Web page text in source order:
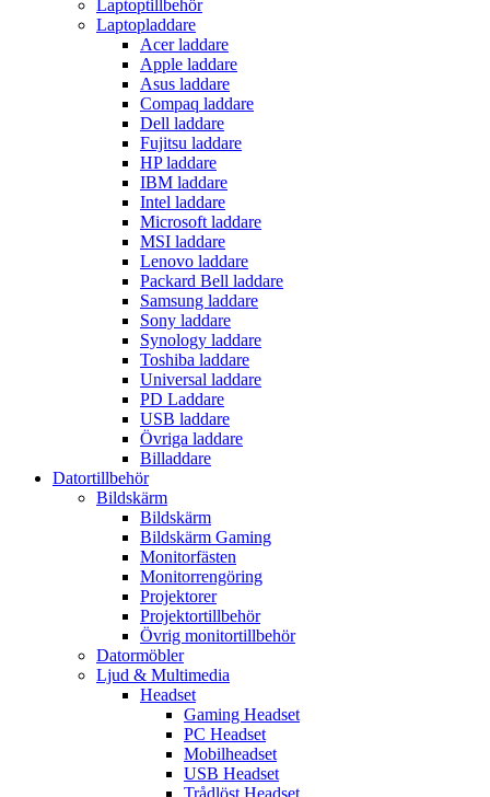
Laptoptillbehör
Laptopladdare
Acer laddare
Apple laddare
Asus laddare
Compaq laddare
Dell laddare
Fujitsu laddare
HP laddare
IBM laddare
Intel laddare
Microsoft laddare
MSI laddare
Lenovo laddare
Packard Bell laddare
Samsung laddare
Sony laddare
Synology laddare
Toshiba laddare
Universal laddare
PD Laddare
USB laddare
Övriga laddare
Billaddare
Datortillbehör
Bildskärm
Bildskärm
Bildskärm Gaming
Monitorfästen
Monitorrengöring
Projektorer
Projektortillbehör
Övrig monitortillbehör
Datormöbler
Ljud & Multimedia
Headset
Gaming Headset
PC Headset
Mobilheadset
USB Headset
Trådlöst Headset